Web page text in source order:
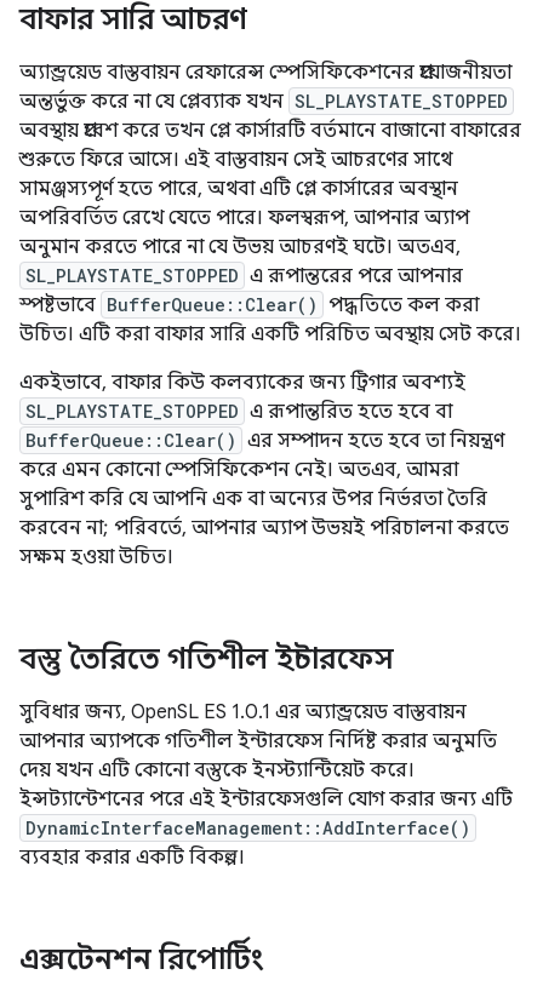
বাফার সারি আচরণ
অ্যান্ড্রয়েড বাস্তবায়ন রেফারেন্স স্পেসিফিকেশনের প্রয়োজনীয়তা
অন্তর্ভুক্ত করে না যে প্লেব্যাক যখন SL_PLAYSTATE_STOPPED
অবস্থায় প্রবেশ করে তখন প্লে কার্সারটি বর্তমানে বাজানো বাফারের
শুরুতে ফিরে আসে। এই বাস্তবায়ন সেই আচরণের সাথে
সামঞ্জস্যপূর্ণ হতে পারে, অথবা এটি প্লে কার্সারের অবস্থান
অপরিবর্তিত রেখে যেতে পারে। ফলস্বরূপ, আপনার অ্যাপ
অনুমান করতে পারে না যে উভয় আচরণই ঘটে। অতএব,
SL_PLAYSTATE_STOPPED এ রূপান্তরের পরে আপনার
স্পষ্টভাবে BufferQueue::Clear() পদ্ধতিতে কল করা
উচিত। এটি করা বাফার সারি একটি পরিচিত অবস্থায় সেট করে।
একইভাবে, বাফার কিউ কলব্যাকের জন্য ট্রিগার অবশ্যই
SL_PLAYSTATE_STOPPED এ রূপান্তরিত হতে হবে বা
BufferQueue::Clear() এর সম্পাদন হতে হবে তা নিয়ন্ত্রণ
করে এমন কোনো স্পেসিফিকেশন নেই। অতএব, আমরা
সুপারিশ করি যে আপনি এক বা অন্যের উপর নির্ভরতা তৈরি
করবেন না; পরিবর্তে, আপনার অ্যাপ উভয়ই পরিচালনা করতে
সক্ষম হওয়া উচিত।
বস্তু তৈরিতে গতিশীল ইন্টারফেস
সুবিধার জন্য, OpenSL ES 1.0.1 এর অ্যান্ড্রয়েড বাস্তবায়ন
আপনার অ্যাপকে গতিশীল ইন্টারফেস নির্দিষ্ট করার অনুমতি
দেয় যখন এটি কোনো বস্তুকে ইনস্ট্যান্টিয়েট করে।
ইন্সট্যান্টেশনের পরে এই ইন্টারফেসগুলি যোগ করার জন্য এটি
DynamicInterfaceManagement::AddInterface()
ব্যবহার করার একটি বিকল্প।
এক্সটেনশন রিপোর্টিং